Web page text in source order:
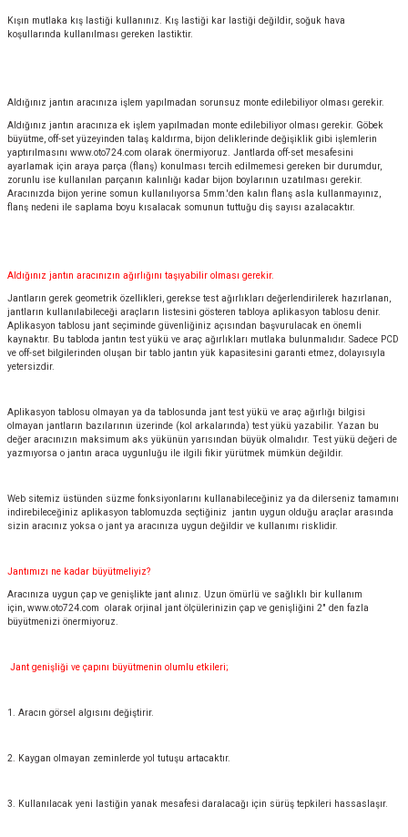
Kışın mutlaka kış lastiği kullanınız. Kış lastiği kar lastiği değildir, soğuk hava
koşullarında kullanılması gereken lastiktir.
Aldığınız jantın aracınıza işlem yapılmadan sorunsuz monte edilebiliyor olması gerekir.
Aldığınız jantın aracınıza ek işlem yapılmadan monte edilebiliyor olması gerekir. Göbek
büyütme, off-set yüzeyinden talaş kaldırma, bijon deliklerinde değişiklik gibi işlemlerin
yaptırılmasını www.oto724.com olarak önermiyoruz. Jantlarda off-set mesafesini
ayarlamak için araya parça (flanş) konulması tercih edilmemesi gereken bir durumdur,
zorunlu ise kullanılan parçanın kalınlığı kadar bijon boylarının uzatılması gerekir.
Aracınızda bijon yerine somun kullanılıyorsa 5mm.'den kalın flanş asla kullanmayınız,
flanş nedeni ile saplama boyu kısalacak somunun tuttuğu diş sayısı azalacaktır.
Aldığınız jantın aracınızın ağırlığını taşıyabilir olması gerekir.
Jantların gerek geometrik özellikleri, gerekse test ağırlıkları değerlendirilerek hazırlanan,
jantların kullanılabileceği araçların listesini gösteren tabloya aplikasyon tablosu denir.
Aplikasyon tablosu jant seçiminde güvenliğiniz açısından başvurulacak en önemli
kaynaktır. Bu tabloda jantın test yükü ve araç ağırlıkları mutlaka bulunmalıdır. Sadece PCD
ve off-set bilgilerinden oluşan bir tablo jantın yük kapasitesini garanti etmez, dolayısıyla
yetersizdir.
Aplikasyon tablosu olmayan ya da tablosunda jant test yükü ve araç ağırlığı bilgisi
olmayan jantların bazılarının üzerinde (kol arkalarında) test yükü yazabilir. Yazan bu
değer aracınızın maksimum aks yükünün yarısından büyük olmalıdır. Test yükü değeri de
yazmıyorsa o jantın araca uygunluğu ile ilgili fikir yürütmek mümkün değildir.
Web sitemiz üstünden süzme fonksiyonlarını kullanabileceğiniz ya da dilerseniz tamamını
indirebileceğiniz aplikasyon tablomuzda seçtiğiniz jantın uygun olduğu araçlar arasında
sizin aracınız yoksa o jant ya aracınıza uygun değildir ve kullanımı risklidir.
Jantımızı ne kadar büyütmeliyiz?
Aracınıza uygun çap ve genişlikte jant alınız. Uzun ömürlü ve sağlıklı bir kullanım
için, www.oto724.com olarak orjinal jant ölçülerinizin çap ve genişliğini 2" den fazla
büyütmenizi önermiyoruz.
Jant genişliği ve çapını büyütmenin olumlu etkileri;
1. Aracın görsel algısını değiştirir.
2. Kaygan olmayan zeminlerde yol tutuşu artacaktır.
3. Kullanılacak yeni lastiğin yanak mesafesi daralacağı için sürüş tepkileri hassaslaşır.